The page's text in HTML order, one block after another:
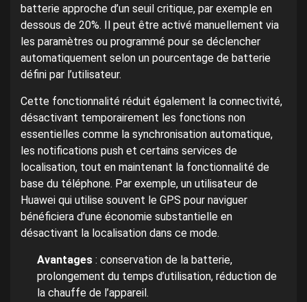
batterie approche d’un seuil critique, par exemple en
dessous de 20%. Il peut être activé manuellement via
les paramètres ou programmé pour se déclencher
automatiquement selon un pourcentage de batterie
défini par l’utilisateur.
Cette fonctionnalité réduit également la connectivité,
désactivant temporairement les fonctions non
essentielles comme la synchronisation automatique,
les notifications push et certains services de
localisation, tout en maintenant la fonctionnalité de
base du téléphone. Par exemple, un utilisateur de
Huawei qui utilise souvent le GPS pour naviguer
bénéficiera d’une économie substantielle en
désactivant la localisation dans ce mode.
Avantages : conservation de la batterie,
prolongement du temps d’utilisation, réduction de
la chauffe de l’appareil.